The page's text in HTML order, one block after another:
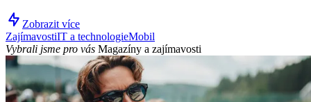
Zobrazit více
ZajímavostiIT a technologieMobil
Vybrali jsme pro vás Magazíny a zajímavosti